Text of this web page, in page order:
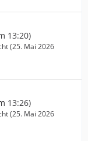
13:20)
(25. Mai 2026
13:26)
(25. Mai 2026